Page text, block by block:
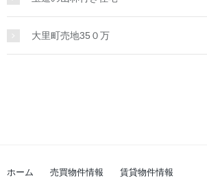
大里町売地35０万
ホーム 売買物件情報 賃貸物件情報